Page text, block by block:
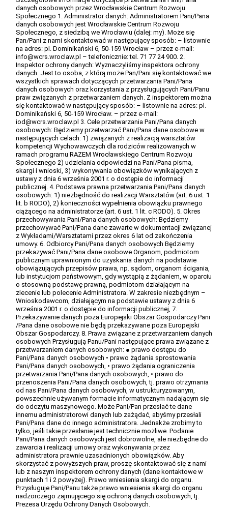
danych osobowych przez Wrocławskie Centrum Rozwoju
Społecznego 1. Administrator danych: Administratorem Pani/Pana
danych osobowych jest Wrocławskie Centrum Rozwoju
Społecznego, z siedzibą we Wrocławiu (dalej: my). Może się
Pan/Pani z nami skontaktować w następujący sposób: – listownie
na adres: pl. Dominikański 6, 50-159 Wrocław – przez e-mail:
info@wcrs.wroclaw.pl – telefonicznie: tel. 71 77 24 900. 2.
Inspektor ochrony danych: Wyznaczyliśmy inspektora ochrony
danych. Jest to osoba, z którą może Pan/Pani się kontaktować we
wszystkich sprawach dotyczących przetwarzania Pani/Pana
danych osobowych oraz korzystania z przysługujących Pani/Panu
praw związanych z przetwarzaniem danych. Z inspektorem można
się kontaktować w następujący sposób: – listownie na adres: pl.
Dominikański 6, 50-159 Wrocław. – przez e-mail:
iod@wcrs.wroclaw.pl 3. Cele przetwarzania Pani/Pana danych
osobowych: Będziemy przetwarzać Pani/Pana dane osobowe w
następujących celach: 1) związanych z realizacją warsztatów
kompetencji Wychowawczych dla rodziców realizowanych w
ramach programu RAZEM Wrocławskiego Centrum Rozwoju
Społecznego 2) udzielania odpowiedzi na Pani/Pana pisma,
skargi i wnioski, 3) wykonywania obowiązków wynikających z
ustawy z dnia 6 września 2001 r. o dostępie do informacji
publicznej. 4. Podstawa prawna przetwarzania Pani/Pana danych
osobowych: 1) niezbędność do realizacji Warsztatów (art. 6 ust. 1
lit. b RODO), 2) konieczności wypełnienia obowiązku prawnego
ciążącego na administratorze (art. 6 ust. 1 lit. c RODO). 5. Okres
przechowywania Pani/Pana danych osobowych: Będziemy
przechowywać Pani/Pana dane zawarte w dokumentacji związanej
z Wykładami/Warsztatami przez okres 6 lat od zakończenia
umowy. 6. Odbiorcy Pani/Pana danych osobowych Będziemy
przekazywać Pani/Pana dane osobowe Organom, podmiotom
publicznym uprawnionym do uzyskania danych na podstawie
obowiązujących przepisów prawa, np. sądom, organom ścigania,
lub instytucjom państwowym, gdy wystąpią z żądaniem, w oparciu
o stosowną podstawę prawną, podmiotom działającym na
zlecenie lub polecenie Administratora. W zakresie niezbędnym –
Wnioskodawcom, działającym na podstawie ustawy z dnia 6
września 2001 r. o dostępie do informacji publicznej, 7.
Przekazywanie danych poza Europejski Obszar Gospodarczy Pani
/Pana dane osobowe nie będą przekazywane poza Europejski
Obszar Gospodarczy. 8. Prawa związane z przetwarzaniem danych
osobowych Przysługują Panu/Pani następujące prawa związane z
przetwarzaniem danych osobowych: ● prawo dostępu do
Pani/Pana danych osobowych • prawo żądania sprostowania
Pani/Pana danych osobowych, • prawo żądania ograniczenia
przetwarzania Pani/Pana danych osobowych, • prawo do
przenoszenia Pani/Pana danych osobowych, tj. prawo otrzymania
od nas Pani/Pana danych osobowych, w ustrukturyzowanym,
powszechnie używanym formacie informatycznym nadającym się
do odczytu maszynowego. Może Pani/Pan przesłać te dane
innemu administratorowi danych lub zażądać, abyśmy przesłali
Pani/Pana dane do innego administratora. Jednakże zrobimy to
tylko, jeśli takie przesłanie jest technicznie możliwe. Podanie
Pani/Pana danych osobowych jest dobrowolne, ale niezbędne do
zawarcia i realizacji umowy oraz wykonywania przez
administratora prawnie uzasadnionych obowiązków. Aby
skorzystać z powyższych praw, proszę skontaktować się z nami
lub z naszym inspektorem ochrony danych (dane kontaktowe w
punktach 1 i 2 powyżej). Prawo wniesienia skargi do organu.
Przysługuje Pani/Panu także prawo wniesienia skargi do organu
nadzorczego zajmującego się ochroną danych osobowych, tj.
Prezesa Urzędu Ochrony Danych Osobowych.